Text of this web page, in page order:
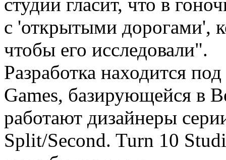
с 'открытыми дорогами',
чтобы его исследовали".
Разработка находится
Games, базирующейся в
работают дизайнеры
Split/Second. Turn 10